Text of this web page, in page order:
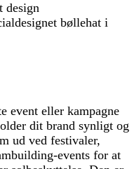
design
bøllehat i
event eller kampagne
dit brand synligt og
ud ved festivaler,
events for at